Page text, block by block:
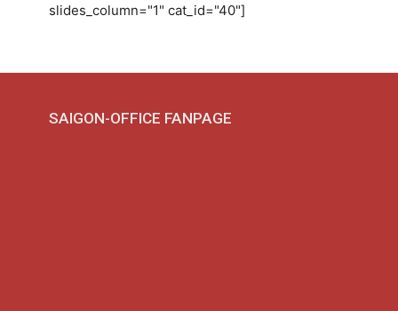
slides_column="1" cat_id="40"]
SAIGON-OFFICE FANPAGE